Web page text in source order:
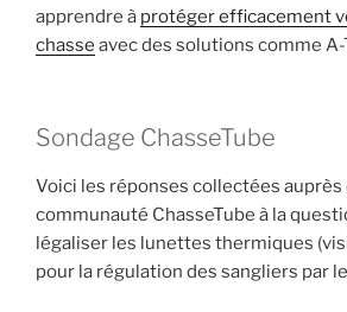
apprendre à protéger efficacement
chasse avec des solutions comme A-
Sondage ChasseTube
Voici les réponses collectées auprès
communauté ChasseTube à la
légaliser les lunettes thermiques
pour la régulation des sangliers par